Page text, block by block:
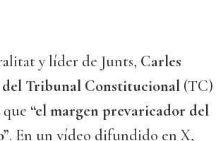
y líder de Junts, Carles
del Tribunal Constitucional (TC)
que “el margen prevaricador del
. En un vídeo difundido en X,